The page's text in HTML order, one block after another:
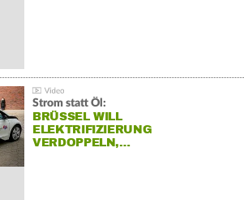
Strom statt Öl:
BRÜSSEL WILL
ELEKTRIFIZIERUNG
VERDOPPELN,…